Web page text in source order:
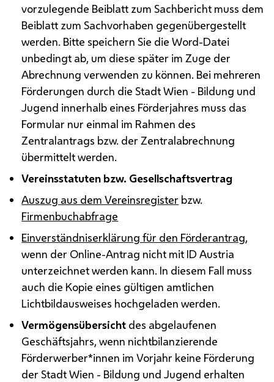
vorzulegende Beiblatt zum Sachbericht muss dem
Beiblatt zum Sachvorhaben gegenübergestellt
werden. Bitte speichern Sie die Word-Datei
unbedingt ab, um diese später im Zuge der
Abrechnung verwenden zu können. Bei mehreren
Förderungen durch die Stadt Wien - Bildung und
Jugend innerhalb eines Förderjahres muss das
Formular nur einmal im Rahmen des
Zentralantrags bzw. der Zentralabrechnung
übermittelt werden.
Vereinsstatuten bzw. Gesellschaftsvertrag
Auszug aus dem Vereinsregister bzw.
Firmenbuchabfrage
Einverständniserklärung für den Förderantrag,
wenn der Online-Antrag nicht mit ID Austria
unterzeichnet werden kann. In diesem Fall muss
auch die Kopie eines gültigen amtlichen
Lichtbildausweises hochgeladen werden.
Vermögensübersicht des abgelaufenen
Geschäftsjahrs, wenn nichtbilanzierende
Förderwerber*innen im Vorjahr keine Förderung
der Stadt Wien - Bildung und Jugend erhalten